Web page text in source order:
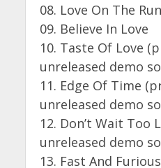
08. Love On The Run
09. Believe In Love
10. Taste Of Love
unreleased demo
11. Edge Of Time
unreleased demo
12. Don’t Wait Too
unreleased demo
13. Fast And